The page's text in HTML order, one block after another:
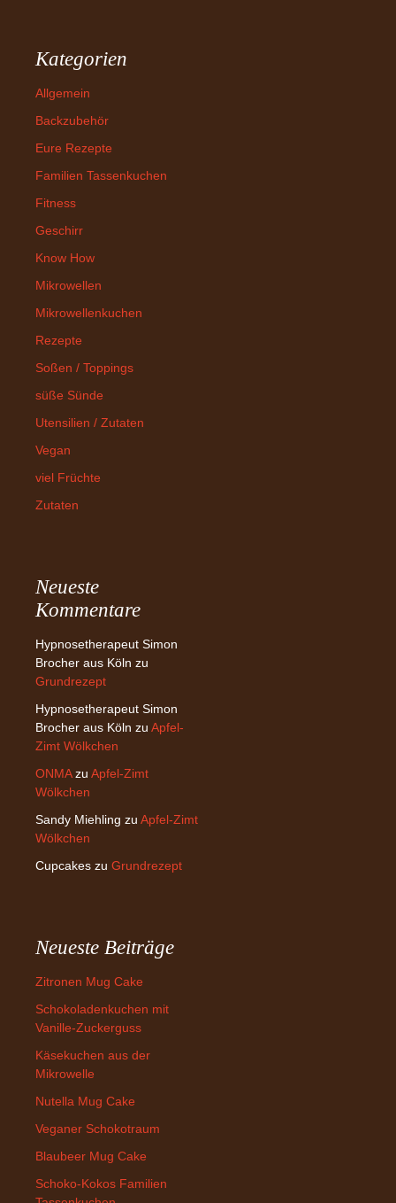
Kategorien
Allgemein
Backzubehör
Eure Rezepte
Familien Tassenkuchen
Fitness
Geschirr
Know How
Mikrowellen
Mikrowellenkuchen
Rezepte
Soßen / Toppings
süße Sünde
Utensilien / Zutaten
Vegan
viel Früchte
Zutaten
Neueste
Kommentare
Hypnosetherapeut Simon
Brocher aus Köln zu
Grundrezept
Hypnosetherapeut Simon
Brocher aus Köln zu Apfel-
Zimt Wölkchen
ONMAzu Apfel-Zimt
Wölkchen
Sandy Miehling zu Apfel-Zimt
Wölkchen
Cupcakes zu Grundrezept
Neueste Beiträge
Zitronen Mug Cake
Schokoladenkuchen mit
Vanille-Zuckerguss
Käsekuchen aus der
Mikrowelle
Nutella Mug Cake
Veganer Schokotraum
Blaubeer Mug Cake
Schoko-Kokos Familien